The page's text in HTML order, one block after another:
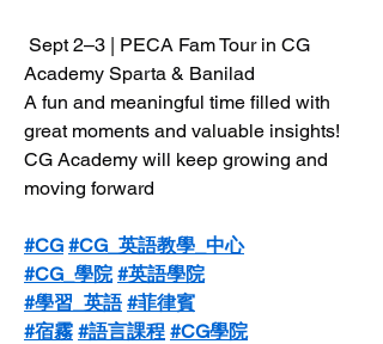
Sept 2–3 | PECA Fam Tour in CG
Academy Sparta & Banilad
A fun and meaningful time filled with
great moments and valuable insights!
CG Academy will keep growing and
moving forward
#CG #CG_英語教學_中心
#CG_學院 #英語學院
#學習_英語 #菲律賓
#宿霧 #語言課程 #CG學院